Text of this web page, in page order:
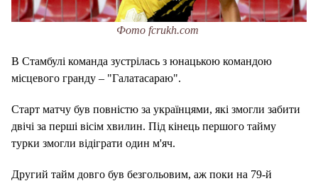
Фото fcrukh.com
В Стамбулі команда зустрілась з юнацькою командою
місцевого гранду – "Галатасараю".
Старт матчу був повністю за українцями, які змогли забити
двічі за перші вісім хвилин. Під кінець першого тайму
турки змогли відіграти один м'яч.
Другий тайм довго був безгольовим, аж поки на 79-й